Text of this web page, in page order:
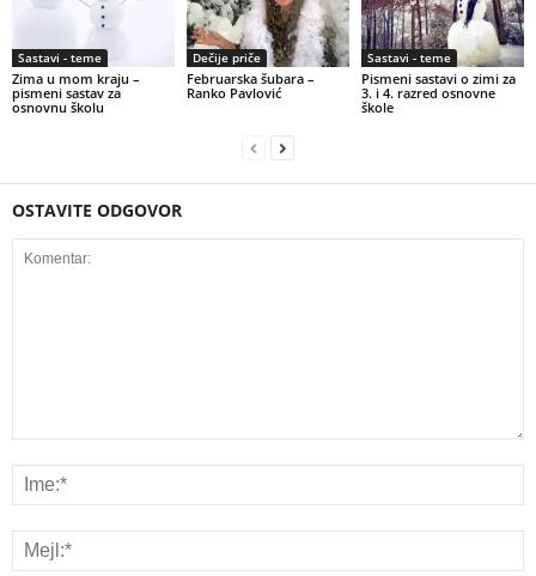
Sastavi - teme
Zima u mom kraju –
pismeni sastav za
osnovnu školu
Dečije priče
Februarska šubara –
Ranko Pavlović
Sastavi - teme
Pismeni sastavi o zimi za
3. i 4. razred osnovne
škole
OSTAVITE ODGOVOR